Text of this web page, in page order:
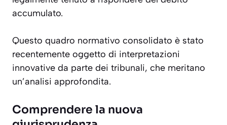
accumulato.
Questo quadro normativo consolidato è stato
recentemente oggetto di interpretazioni
innovative da parte dei tribunali, che meritano
un’analisi approfondita.
Comprendere la nuova